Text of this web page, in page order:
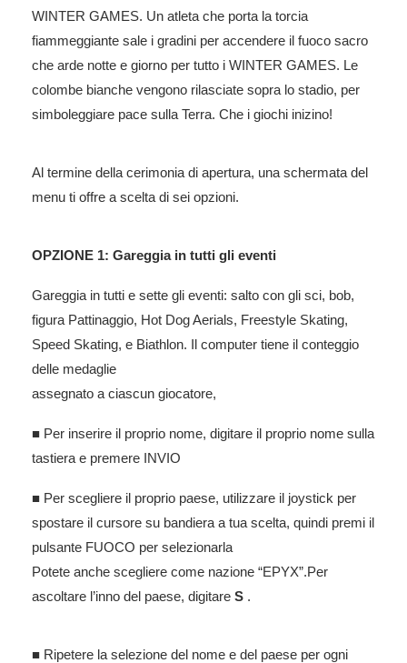
WINTER GAMES. Un atleta che porta la torcia
fiammeggiante sale i gradini per accendere il fuoco sacro
che arde notte e giorno per tutto i WINTER GAMES. Le
colombe bianche vengono rilasciate sopra lo stadio, per
simboleggiare pace sulla Terra. Che i giochi inizino!
Al termine della cerimonia di apertura, una schermata del
menu ti offre a scelta di sei opzioni.
OPZIONE 1: Gareggia in tutti gli eventi
Gareggia in tutti e sette gli eventi: salto con gli sci, bob,
figura Pattinaggio, Hot Dog Aerials, Freestyle Skating,
Speed ​​Skating, e Biathlon. Il computer tiene il conteggio
delle medaglie
assegnato a ciascun giocatore,
■ Per inserire il proprio nome, digitare il proprio nome sulla
tastiera e premere INVIO
■ Per scegliere il proprio paese, utilizzare il joystick per
spostare il cursore su bandiera a tua scelta, quindi premi il
pulsante FUOCO per selezionarla
Potete anche scegliere come nazione “EPYX”.Per
ascoltare l’inno del paese, digitare S .
■ Ripetere la selezione del nome e del paese per ogni